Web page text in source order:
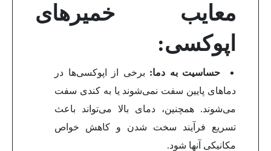
معایب خمیرهای
اپوکسی:
حساسیت به دما: برخی از اپوکسی‌ها در
دماهای پایین سفت نمی‌شوند یا به کندی سفت
می‌شوند. همچنین، دمای بالا می‌تواند باعث
تسریع فرآیند سخت شدن و کاهش خواص
مکانیکی آنها شود.